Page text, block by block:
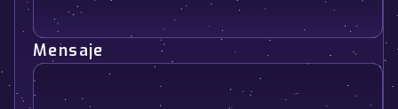
Mensaje